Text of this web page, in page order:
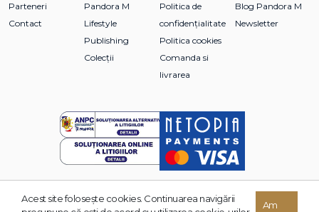
Parteneri
Contact
Pandora M
Lifestyle
Publishing
Colecții
Politica de
confidențialitate
Politica cookies
Comanda si
livrarea
Blog Pandora M
Newsletter
© 2026 Grupul Editorial TREI. Toate drepturile rezervate.
Acest site foloseşte cookies. Continuarea navigării
Am